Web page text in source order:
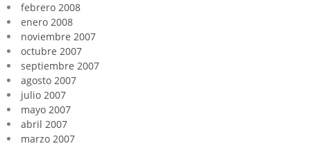
febrero 2008
enero 2008
noviembre 2007
octubre 2007
septiembre 2007
agosto 2007
julio 2007
mayo 2007
abril 2007
marzo 2007